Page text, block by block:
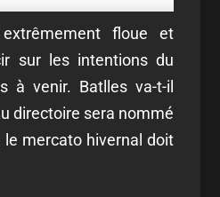
floue et
sur les intentions du
à venir. Batlles va-t-il
directoire sera nommé
le mercato hivernal doit